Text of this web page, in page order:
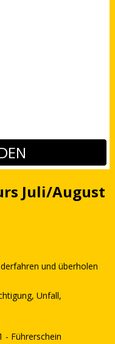
Juli/August
und überholen
Unfall,
- Führerschein